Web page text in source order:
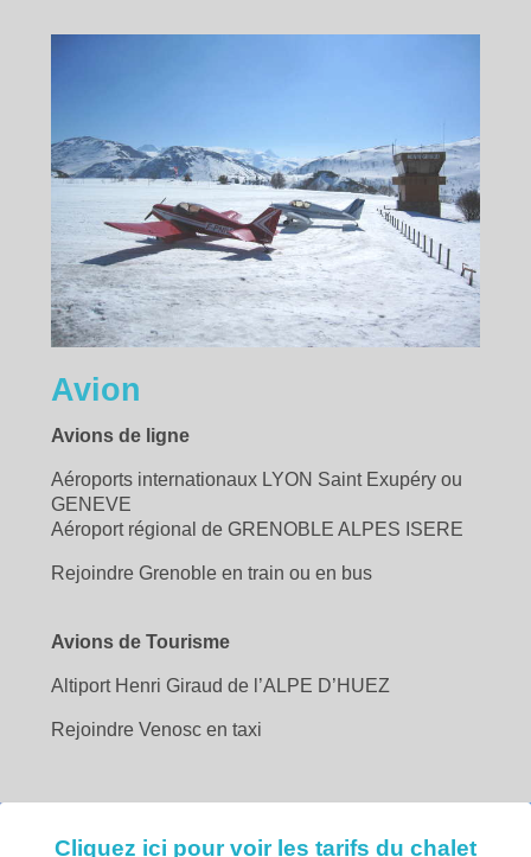
Avion
Avions de ligne
Aéroports internationaux LYON Saint Exupéry ou
GENEVE
Aéroport régional de GRENOBLE ALPES ISERE
Rejoindre Grenoble en train ou en bus
Avions de Tourisme
Altiport Henri Giraud de l’ALPE D’HUEZ
Rejoindre Venosc en taxi
Cliquez ici pour voir les tarifs du chalet